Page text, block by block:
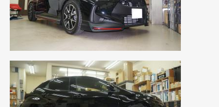
2020年9月(3)
2020年8月(4)
2020年6月 (2)
2020年5月(4)